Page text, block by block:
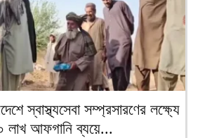
স্বাস্থ্যসেবা সম্প্রসারণের লক্ষ্যে
লাখ আফগানি ব্যয়ে...